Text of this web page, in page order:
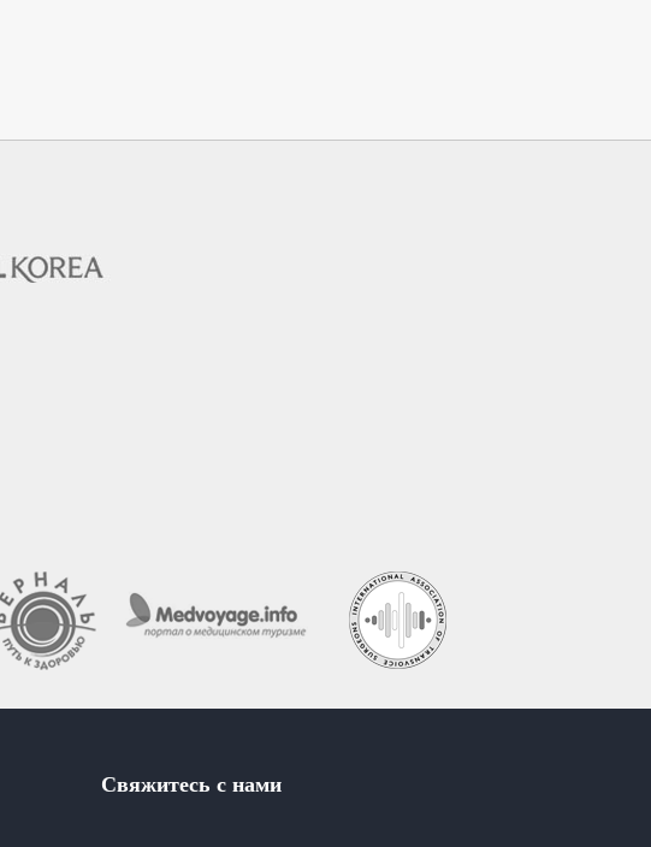
Свяжитесь с нами